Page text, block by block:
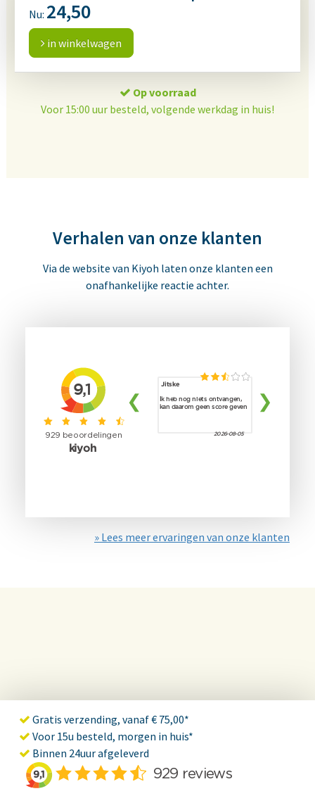
Nu: 24,50
in winkelwagen
Op voorraad
Voor 15:00 uur besteld, volgende werkdag in huis!
Verhalen van onze klanten
Via de website van Kiyoh laten onze klanten een
onafhankelijke reactie achter.
» Lees meer ervaringen van onze klanten
Gratis verzending, vanaf € 75,00*
Voor 15u besteld, morgen in huis*
Binnen 24uur afgeleverd